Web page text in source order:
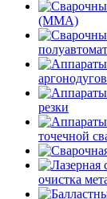
(MMA)
резки
точечной
очистка